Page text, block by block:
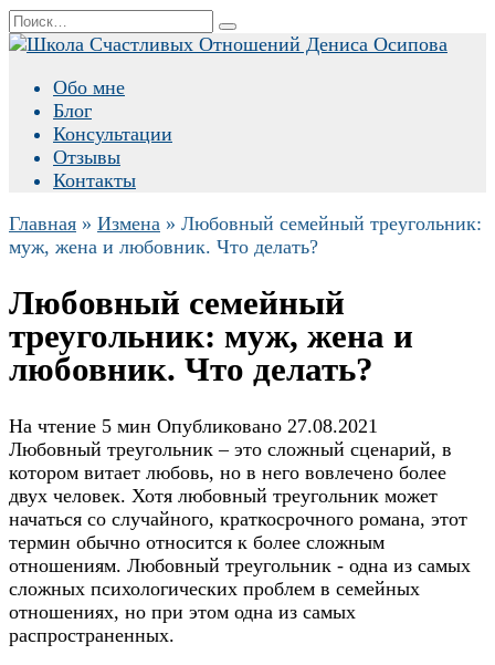
Перейти
к
Search
for:
Обо мне
Блог
Консультации
Отзывы
Контакты
Главная » Измена » Любовный семейный треугольник:
муж, жена и любовник. Что делать?
Любовный семейный
треугольник: муж, жена и
любовник. Что делать?
На чтение 5 мин Опубликовано 27.08.2021
Любовный треугольник – это сложный сценарий, в
котором витает любовь, но в него вовлечено более
двух человек. Хотя любовный треугольник может
начаться со случайного, краткосрочного романа, этот
термин обычно относится к более сложным
отношениям. Любовный треугольник - одна из самых
сложных психологических проблем в семейных
отношениях, но при этом одна из самых
распространенных.